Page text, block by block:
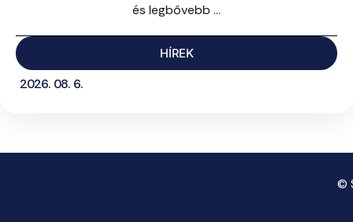
és legbővebb ...
HÍREK
2026. 08. 6.
©